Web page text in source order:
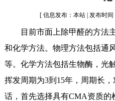
[ 信息发布：本站 | 发布时间
目前市面上除甲醛的方法
和化学方法。物理方法包括通
等。化学方法包括生物酶，光
挥发周期为3到15年，周期长
话，首先选择具有CMA资质的